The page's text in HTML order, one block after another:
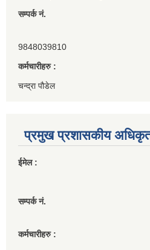
सम्पर्क नं.
9848039810
कर्मचारीहरु :
चन्द्रा पौडेल
प्रमुख प्रशासकीय
ईमेल :
सम्पर्क नं.
कर्मचारीहरु :